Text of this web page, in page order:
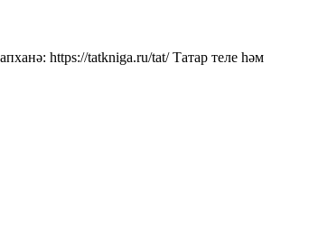
https://tatkniga.ru/tat/ Татар теле һәм